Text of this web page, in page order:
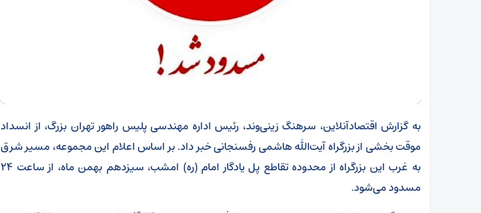
به گزارش اقتصادآنلاین، سرهنگ زینی‌وند، رئیس اداره مهندسی پلیس راهور تهران بزرگ، از انسداد
موقت بخشی از بزرگراه آیت‌الله هاشمی رفسنجانی خبر داد. بر اساس اعلام این مجموعه، مسیر شرق
به غرب این بزرگراه از محدوده تقاطع پل یادگار امام (ره) امشب، سیزدهم بهمن‌ ماه، از ساعت ۲۴
مسدود می‌شود.